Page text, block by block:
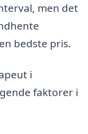
men det
bedste pris.
i
faktorer i